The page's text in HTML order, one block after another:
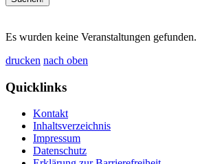
Es wurden keine Veranstaltungen gefunden.
drucken nach oben
Quicklinks
Kontakt
Inhaltsverzeichnis
Impressum
Datenschutz